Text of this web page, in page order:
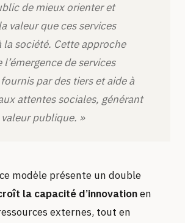
de mieux orienter et
valeur que ces services
la société. Cette approche
l’émergence de services
par des tiers et aide à
attentes sociales, générant
publique. »
modèle présente un double
la capacité d’innovationen
externes, tout en